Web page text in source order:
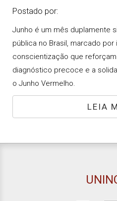
Postado por:
Junho é um mês duplamente
pública no Brasil, marcado
conscientização que
diagnóstico precoce e a
o Junho Vermelho.
LEIA